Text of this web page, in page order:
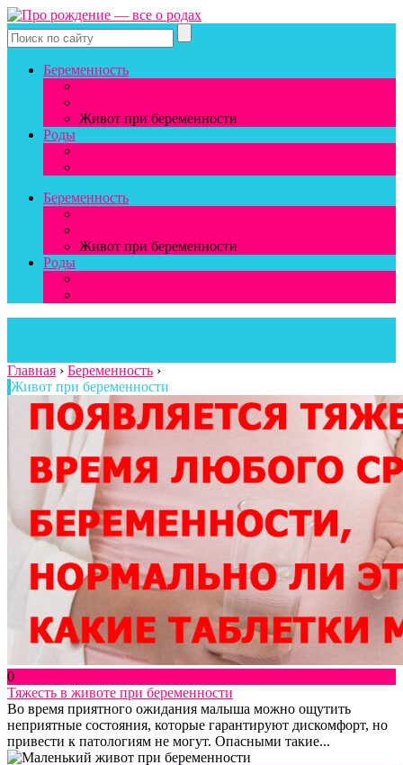
Беременность
Живот при беременности
Роды
Беременность
Живот при беременности
Роды
Главная › Беременность ›
Живот при беременности
0
Тяжесть в животе при беременности
Во время приятного ожидания малыша можно ощутить
неприятные состояния, которые гарантируют дискомфорт, но
привести к патологиям не могут. Опасными такие...